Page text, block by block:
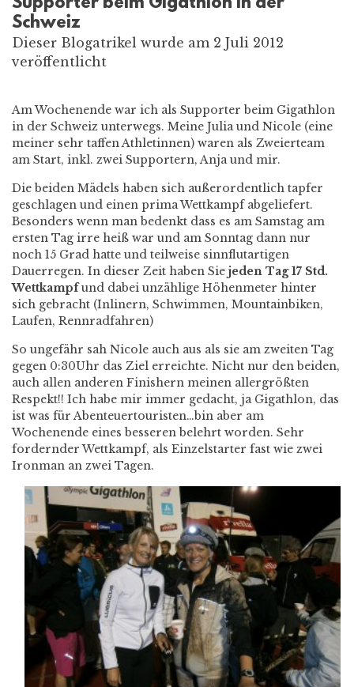
Schweiz
Dieser Blogatrikel wurde am 2 Juli 2012
veröffentlicht
Am Wochenende war ich als Supporter beim Gigathlon
in der Schweiz unterwegs. Meine Julia und Nicole (eine
meiner sehr taffen Athletinnen) waren als Zweierteam
am Start, inkl. zwei Supportern, Anja und mir.
Die beiden Mädels haben sich außerordentlich tapfer
geschlagen und einen prima Wettkampf abgeliefert.
Besonders wenn man bedenkt dass es am Samstag am
ersten Tag irre heiß war und am Sonntag dann nur
noch 15 Grad hatte und teilweise sinnflutartigen
Dauerregen. In dieser Zeit haben Sie jeden Tag 17 Std.
Wettkampfund dabei unzählige Höhenmeter hinter
sich gebracht (Inlinern, Schwimmen, Mountainbiken,
Laufen, Rennradfahren)
So ungefähr sah Nicole auch aus als sie am zweiten Tag
gegen 0:30Uhr das Ziel erreichte. Nicht nur den beiden,
auch allen anderen Finishern meinen allergrößten
Respekt!! Ich habe mir immer gedacht, ja Gigathlon, das
ist was für Abenteuertouristen…bin aber am
Wochenende eines besseren belehrt worden. Sehr
fordernder Wettkampf, als Einzelstarter fast wie zwei
Ironman an zwei Tagen.